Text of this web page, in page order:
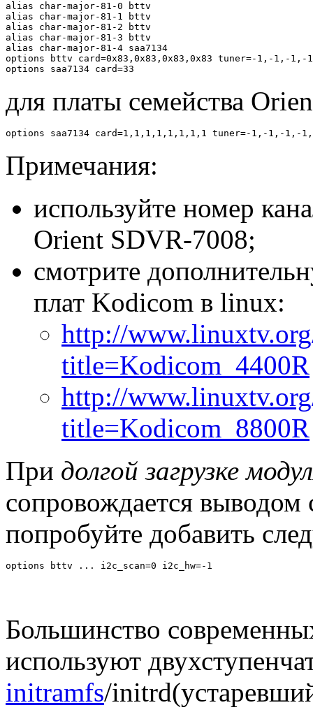
alias char-major-81-0 bttv
alias char-major-81-1 bttv
alias char-major-81-2 bttv
alias char-major-81-3 bttv
alias char-major-81-4 saa7134
options bttv card=0x83,0x83,0x83,0x83 tuner=-1,-1,-1,-
для платы семейства
Примечания:
используйте номер
Orient SDVR-7008;
смотрите
плат Kodicom в linux:
http://
title=Kodicom_4400R
http://
title=Kodicom_8800R
При долгой загрузке
сопровождается выводом
попробуйте добавить
Большинство
используют
initramfs/